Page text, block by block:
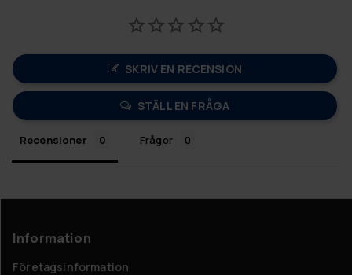
SKRIV EN RECENSION
STÄLL EN FRÅGA
Recensioner Frågor
Information
Företagsinformation